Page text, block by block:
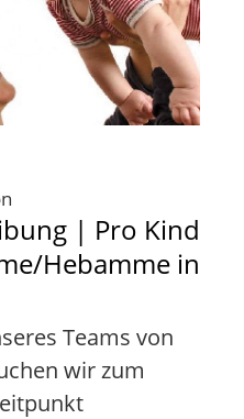
| Pro Kind
Hebamme in
Teams von
wir zum